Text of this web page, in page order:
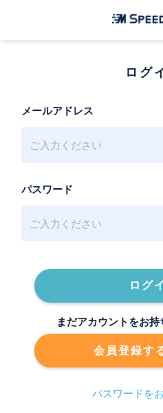
ログ
メールアドレス
パスワード
ログ
まだアカウントをお
会員登録す
パスワードを